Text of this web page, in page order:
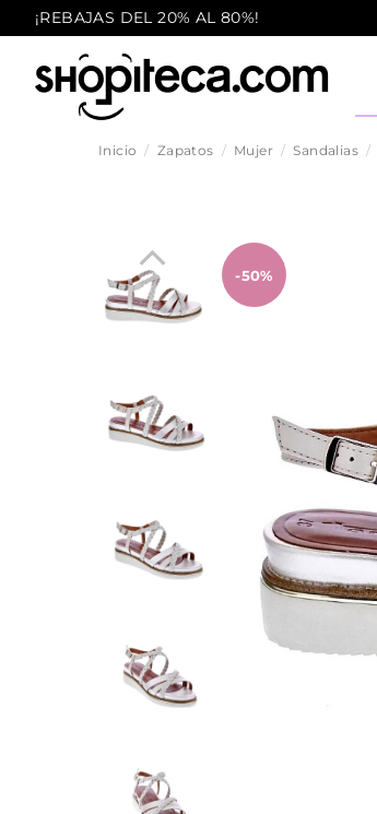
¡REBAJAS DEL 20% AL 80%!
Inicio Zapatos Mujer Sandalias
-50%